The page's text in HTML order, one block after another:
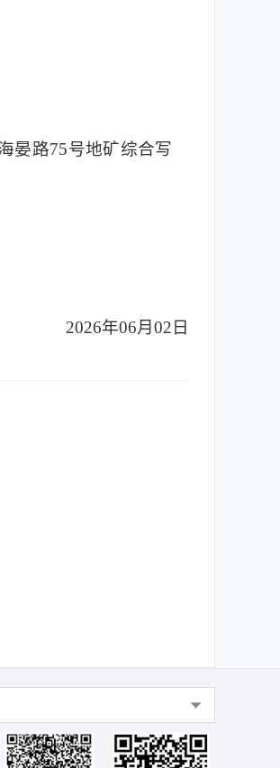
晏路75号地矿综合写
2026年06月02日